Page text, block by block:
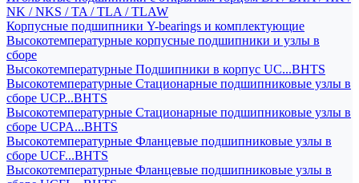
NK / NKS / TA / TLA / TLAW
Корпусные подшипники Y-bearings и комплектующие
Высокотемпературные корпусные подшипники и узлы в
сборе
Высокотемпературные Подшипники в корпус UC...BHTS
Высокотемпературные Стационарные подшипниковые узлы в
сборе UCP...BHTS
Высокотемпературные Стационарные подшипниковые узлы в
сборе UCPA...BHTS
Высокотемпературные Фланцевые подшипниковые узлы в
сборе UCF...BHTS
Высокотемпературные Фланцевые подшипниковые узлы в